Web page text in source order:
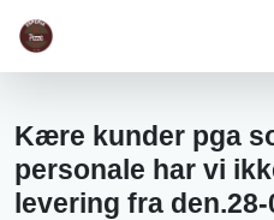
Kære kunder pga
personale har vi
levering fra